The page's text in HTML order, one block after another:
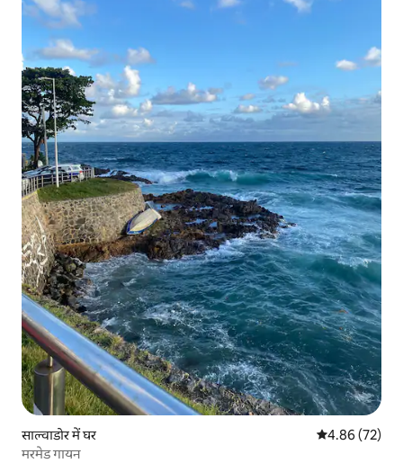
साल्वाडोर में घर औसत रेटिंग 5 में
4.86 (72)
मरमेड गायन